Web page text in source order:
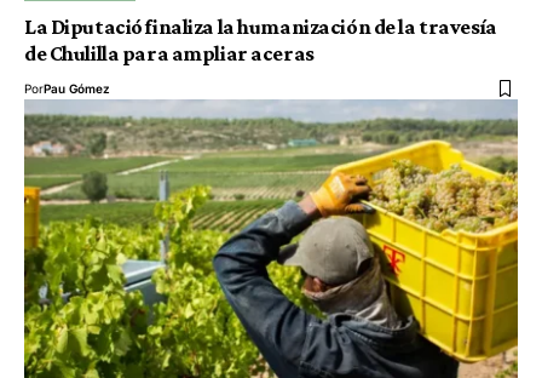
La Diputació finaliza la humanización de la travesía
de Chulilla para ampliar aceras
PorPau Gómez